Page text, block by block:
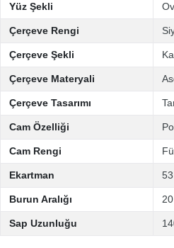
Yüz Şekli
Çerçeve Rengi
Çerçeve Şekli
Çerçeve Materyali
Çerçeve Tasarımı
Cam Özelliği
Cam Rengi
Ekartman
Burun Aralığı
Sap Uzunluğu